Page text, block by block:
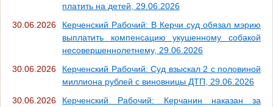
платить на детей, 29.06.2026
30.06.2026
Керченский Рабочий: В Керчи суд обязал мэрию
выплатить компенсацию укушенному собакой
несовершеннолетнему, 29.06.2026
30.06.2026
Керченский Рабочий: Суд взыскал 2 с половиной
миллиона рублей с виновницы ДТП, 29.06.2026
30.06.2026
Керченский Рабочий: Керчанин наказан за